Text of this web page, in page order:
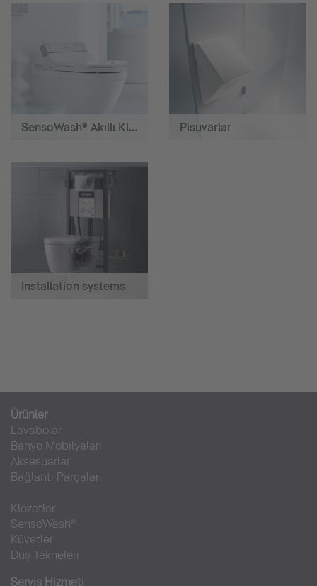
SensoWash® Akıllı Klozetler Pisuvarlar
Installation systems
Ürünler
Lavabolar
Banyo Mobilyaları
Aksesuarlar
Bağlantı Parçaları
Klozetler
SensoWash®
Küvetler
Duş Tekneleri
Servis Hizmeti